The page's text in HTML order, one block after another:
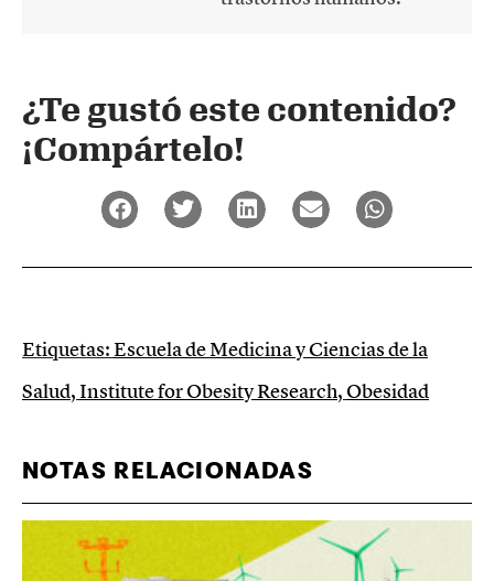
¿Te gustó este contenido?
¡Compártelo!
Etiquetas:Escuela de Medicina y Ciencias de la
Salud,Institute for Obesity Research, Obesidad
NOTAS RELACIONADAS